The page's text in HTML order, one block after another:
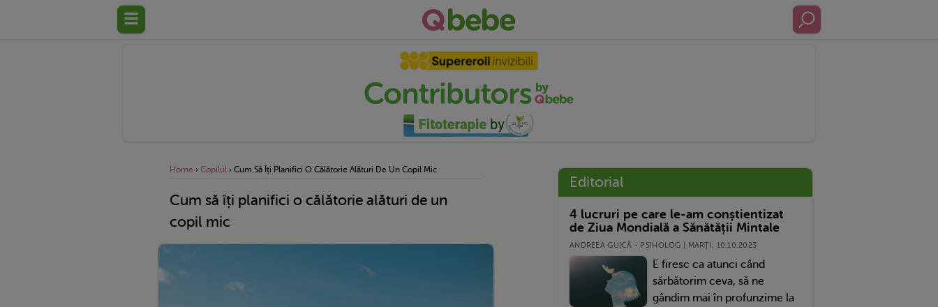
Home › Copilul › Cum Să Îți Planifici O Călătorie Alături De Un Copil Mic
Cum să îți planifici o călătorie alături de un
copil mic
Editorial
4 lucruri pe care le-am conștientizat
de Ziua Mondială a Sănătății Mintale
ANDREEA GUICĂ - PSIHOLOG | MARŢI, 10.10.2023
E firesc ca atunci când
sărbătorim ceva, să ne
gândim mai în profunzime la